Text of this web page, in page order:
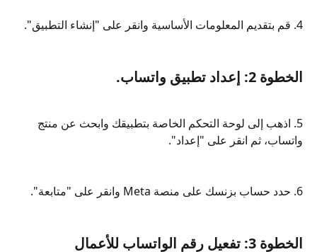
4. قم بتقديم المعلومات الأساسية وانقر على "إنشاء التطبيق".
الخطوة 2: إعداد تطبيق واتساب.
5. اذهب إلى لوحة التحكم الخاصة بتطبيقك وابحث عن منتج
واتساب، ثم انقر على "إعداد".
6. حدد حساب بزنسك على منصة Meta وانقر على "متابعة".
الخطوة 3: تفعيل رقم الواتساب للأعمال